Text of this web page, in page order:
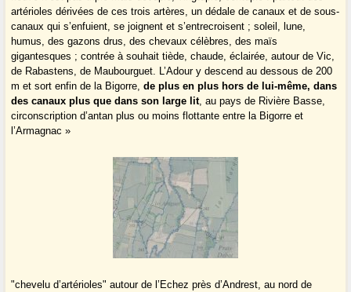
artérioles dérivées de ces trois artères, un dédale de canaux et de sous-
canaux qui s’enfuient, se joignent et s’entrecroisent ; soleil, lune,
humus, des gazons drus, des chevaux célèbres, des maïs
gigantesques ; contrée à souhait tiède, chaude, éclairée, autour de Vic,
de Rabastens, de Maubourguet. L’Adour y descend au dessous de 200
m et sort enfin de la Bigorre,de plus en plus hors de lui-même, dans
des canaux plus que dans son large lit, au pays de Rivière Basse,
circonscription d’antan plus ou moins flottante entre la Bigorre et
l’Armagnac »
"chevelu d’artérioles" autour de l’Echez près d’Andrest, au nord de